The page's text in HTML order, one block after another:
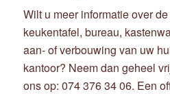
Wilt u meer informatie over
keukentafel, bureau,
aan- of verbouwing van uw
kantoor? Neem dan geheel
ons op: 074 376 34 06. Een